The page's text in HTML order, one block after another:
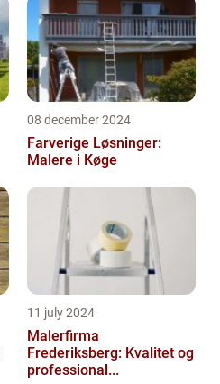
08 december 2024
Farverige Løsninger:
Malere i Køge
11 july 2024
Malerfirma
Frederiksberg: Kvalitet og
professional...